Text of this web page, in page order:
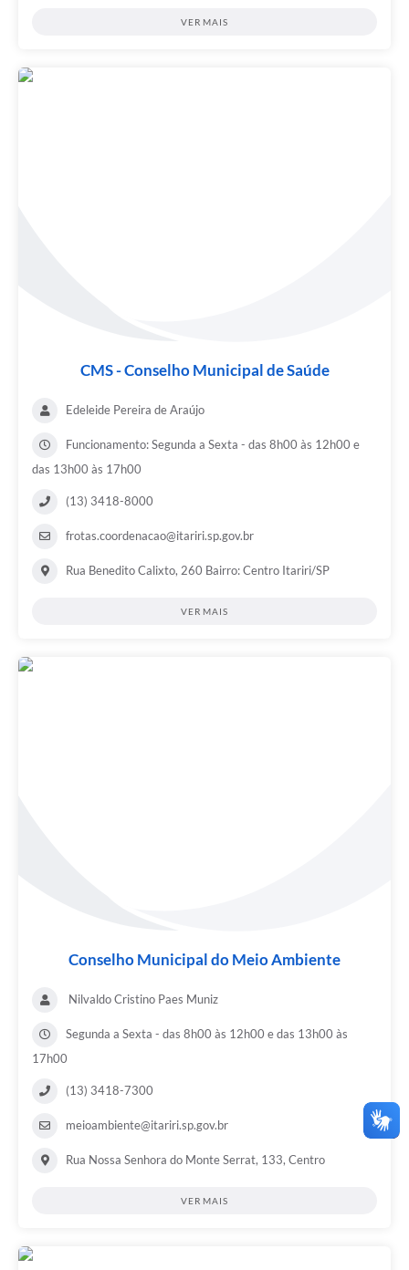
VER MAIS
CMS - Conselho Municipal de Saúde
Edeleide Pereira de Araújo
Funcionamento: Segunda a Sexta - das 8h00 às 12h00 e
das 13h00 às 17h00
(13) 3418-8000
frotas.coordenacao@itariri.sp.gov.br
Rua Benedito Calixto, 260 Bairro: Centro Itariri/SP
VER MAIS
Conselho Municipal do Meio Ambiente
Nilvaldo Cristino Paes Muniz
Segunda a Sexta - das 8h00 às 12h00 e das 13h00 às
17h00
(13) 3418-7300
meioambiente@itariri.sp.gov.br
Rua Nossa Senhora do Monte Serrat, 133, Centro
VER MAIS